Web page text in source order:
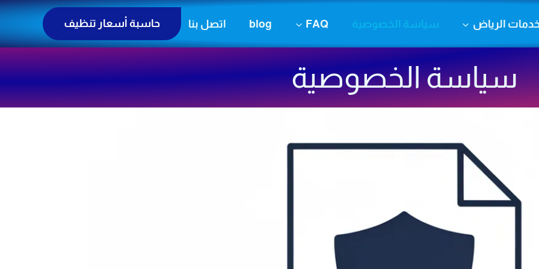
الرياض سياسة الخصوصية FAQ
blog اتصل بنا حاسبة أسعار تنظيف
سياسة الخصوصية